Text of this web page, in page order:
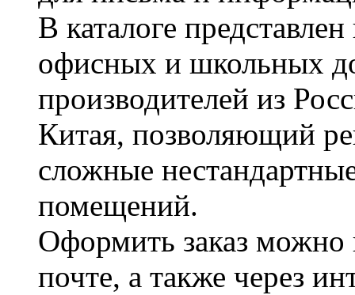
В каталоге
офисных и школьных
производителей из
Китая, позволяющий
сложные
помещений.
Оформить заказ можно
почте, а также через